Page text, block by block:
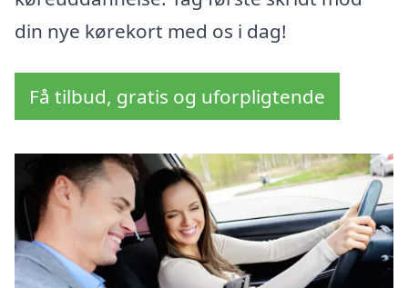
din nye kørekort med os i dag!
Få tilbud, gratis og uforpligtende